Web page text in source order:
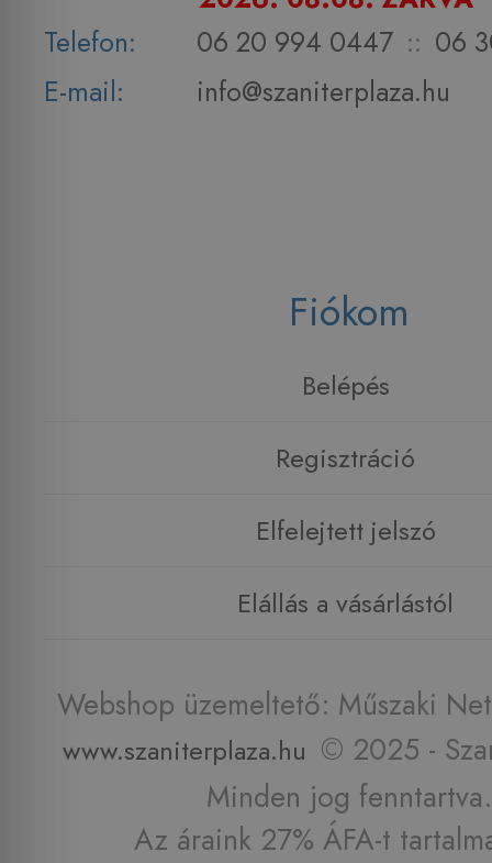
Telefon:
06 20 994 0447 :: 06
E-mail:
info@szaniterplaza.hu
Fiókom
Belépés
Regisztráció
Elfelejtett jelszó
Elállás a vásárlástól
Webshop üzemeltető: Műszaki
www.szaniterplaza.hu © 2025 -
Minden jog fenntartva.
Az áraink 27% ÁFA-t